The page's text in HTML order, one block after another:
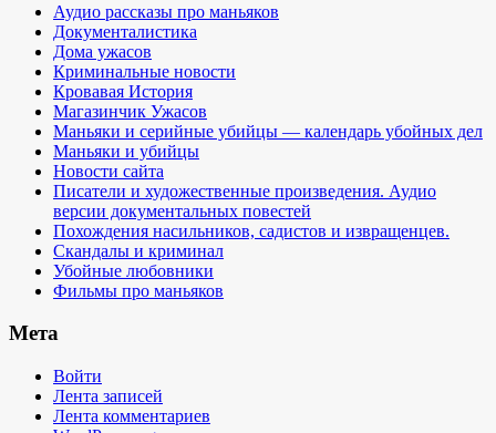
Аудио рассказы про маньяков
Документалистика
Дома ужасов
Криминальные новости
Кровавая История
Магазинчик Ужасов
Маньяки и серийные убийцы — календарь убойных дел
Маньяки и убийцы
Новости сайта
Писатели и художественные произведения. Аудио
версии документальных повестей
Похождения насильников, садистов и извращенцев.
Скандалы и криминал
Убойные любовники
Фильмы про маньяков
Мета
Войти
Лента записей
Лента комментариев